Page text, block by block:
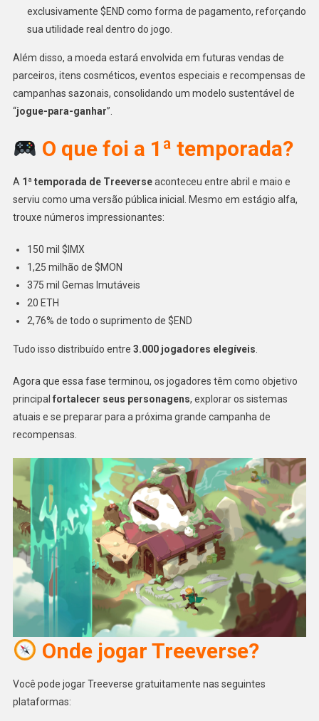
exclusivamente $END como forma de pagamento, reforçando
sua utilidade real dentro do jogo.
Além disso, a moeda estará envolvida em futuras vendas de
parceiros, itens cosméticos, eventos especiais e recompensas de
campanhas sazonais, consolidando um modelo sustentável de
“jogue-para-ganhar”.
O que foi a 1ª temporada?
A 1ª temporada de Treeverseaconteceu entre abril e maio e
serviu como uma versão pública inicial. Mesmo em estágio alfa,
trouxe números impressionantes:
150 mil $IMX
1,25 milhão de $MON
375 mil Gemas Imutáveis
20 ETH
2,76% de todo o suprimento de $END
Tudo isso distribuído entre 3.000 jogadores elegíveis.
Agora que essa fase terminou, os jogadores têm como objetivo
principal fortalecer seus personagens, explorar os sistemas
atuais e se preparar para a próxima grande campanha de
recompensas.
Onde jogar Treeverse?
Você pode jogar Treeverse gratuitamente nas seguintes
plataformas: